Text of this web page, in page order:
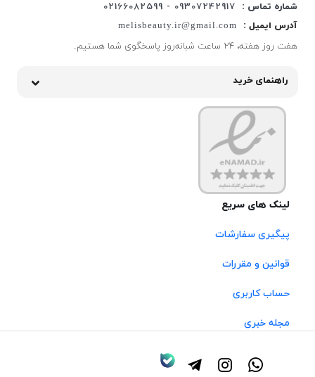
شماره تماس :
09307242917 - 02166082599
آدرس ایمیل :
melisbeauty.ir@gmail.com
هفت روز هفته، ۲۴ ساعت شبانه‌روز پاسخگوی شما هستیم.
راهنمای خرید
لینک های سریع
پیگیری سفارشات
قوانین و مقررات
حساب کاربری
مجله خبری